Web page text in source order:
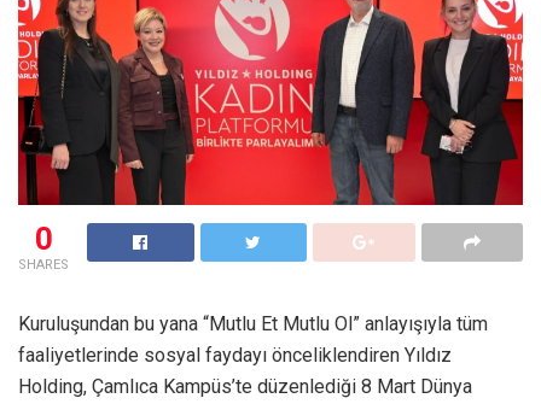
0
SHARES
Kuruluşundan bu yana “Mutlu Et Mutlu Ol” anlayışıyla tüm
faaliyetlerinde sosyal faydayı önceliklendiren Yıldız
Holding, Çamlıca Kampüs’te düzenlediği 8 Mart Dünya